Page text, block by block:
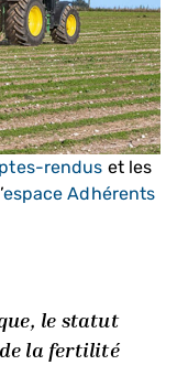
rendus et les
espace Adhérents
le statut
la fertilité